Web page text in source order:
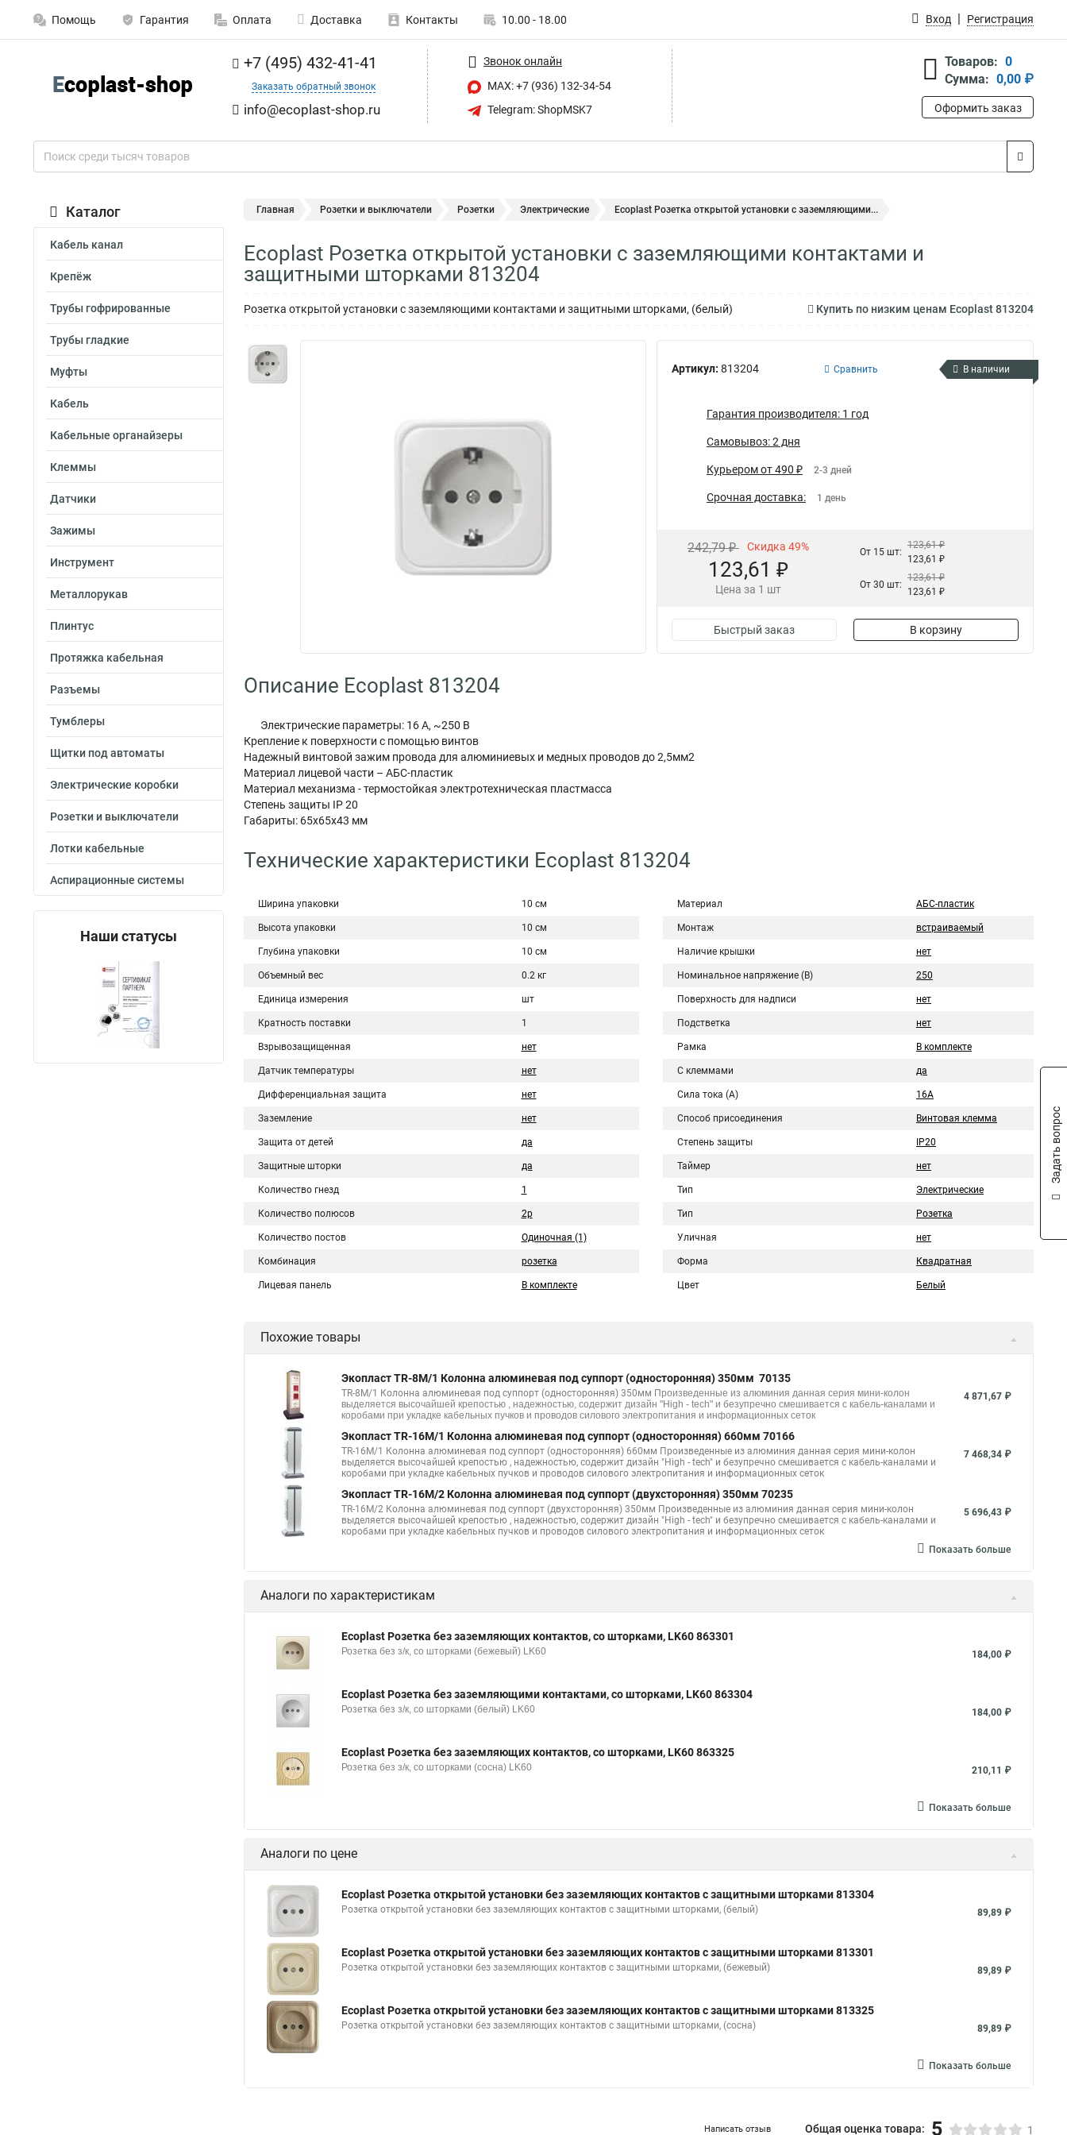
Помощь Гарантия Оплата Доставка Контакты 10.00 - 18.00 Вход Регистрация
+7 (495) 432-41-41
Заказать обратный звонок
info@ecoplast-shop.ru
Звонок онлайн
MAX: +7 (936) 132-34-54
Telegram: ShopMSK7
Товаров: 0
Сумма: 0,00 ₽
Оформить заказ
Каталог
Кабель канал
Крепёж
Трубы гофрированные
Трубы гладкие
Муфты
Кабель
Кабельные органайзеры
Клеммы
Датчики
Зажимы
Инструмент
Металлорукав
Плинтус
Протяжка кабельная
Разъемы
Тумблеры
Щитки под автоматы
Электрические коробки
Розетки и выключатели
Лотки кабельные
Аспирационные системы
Наши статусы
Главная Розетки и выключатели Розетки Электрические Ecoplast Розетка открытой установки с заземляющими...
Ecoplast Розетка открытой установки с заземляющими контактами и
защитными шторками 813204
Розетка открытой установки с заземляющими контактами и защитными шторками, (белый) Купить по низким ценам Ecoplast 813204
Артикул: 813204 Сравнить В наличии
Гарантия производителя: 1 год
Самовывоз: 2 дня
Курьером от 490 ₽ 2-3 дней
Срочная доставка: 1 день
242,79 ₽ Скидка 49%
123,61 ₽
Цена за 1 шт
От 15 шт:
123,61 ₽
123,61 ₽
От 30 шт:
123,61 ₽
123,61 ₽
Быстрый заказ В корзину
Описание Ecoplast 813204
Электрические параметры: 16 А, ~250 В
Крепление к поверхности с помощью винтов
Надежный винтовой зажим провода для алюминиевых и медных проводов до 2,5мм2
Материал лицевой части – АБС-пластик
Материал механизма - термостойкая электротехническая пластмасса
Степень защиты IP 20
Габариты: 65х65х43 мм
Технические характеристики Ecoplast 813204
Ширина упаковки 10 см
Высота упаковки 10 см
Глубина упаковки 10 см
Объемный вес 0.2 кг
Единица измерения шт
Кратность поставки 1
Взрывозащищенная нет
Датчик температуры нет
Дифференциальная защита нет
Заземление нет
Защита от детей да
Защитные шторки да
Количество гнезд 1
Количество полюсов 2p
Количество постов Одиночная (1)
Комбинация розетка
Лицевая панель В комплекте
Материал АБС-пластик
Монтаж встраиваемый
Наличие крышки нет
Номинальное напряжение (В) 250
Поверхность для надписи нет
Подстветка нет
Рамка В комплекте
С клеммами да
Сила тока (A) 16А
Способ присоединения Винтовая клемма
Степень защиты IP20
Таймер нет
Тип Электрические
Тип Розетка
Уличная нет
Форма Квадратная
Цвет Белый
Похожие товары
Экопласт TR-8M/1 Колонна алюминевая под суппорт (односторонняя) 350мм 70135
TR-8M/1 Колонна алюминевая под суппорт (односторонняя) 350мм Произведенные из алюминия данная серия мини-колон
выделяется высочайшей крепостью , надежностью, содержит дизайн "High - tech" и безупречно смешивается с кабель-каналами и
коробами при укладке кабельных пучков и проводов силового электропитания и информационных сеток
4 871,67 ₽
Экопласт TR-16M/1 Колонна алюминевая под суппорт (односторонняя) 660мм 70166
TR-16M/1 Колонна алюминевая под суппорт (односторонняя) 660мм Произведенные из алюминия данная серия мини-колон
выделяется высочайшей крепостью , надежностью, содержит дизайн "High - tech" и безупречно смешивается с кабель-каналами и
коробами при укладке кабельных пучков и проводов силового электропитания и информационных сеток
7 468,34 ₽
Экопласт TR-16M/2 Колонна алюминевая под суппорт (двухсторонняя) 350мм 70235
TR-16M/2 Колонна алюминевая под суппорт (двухсторонняя) 350мм Произведенные из алюминия данная серия мини-колон
выделяется высочайшей крепостью , надежностью, содержит дизайн "High - tech" и безупречно смешивается с кабель-каналами и
коробами при укладке кабельных пучков и проводов силового электропитания и информационных сеток
5 696,43 ₽
Показать больше
Аналоги по характеристикам
Ecoplast Розетка без заземляющих контактов, со шторками, LK60 863301
Розетка без з/к, со шторками (бежевый) LK60 184,00 ₽
Ecoplast Розетка без заземляющими контактами, со шторками, LK60 863304
Розетка без з/к, со шторками (белый) LK60 184,00 ₽
Ecoplast Розетка без заземляющих контактов, со шторками, LK60 863325
Розетка без з/к, со шторками (сосна) LK60 210,11 ₽
Показать больше
Аналоги по цене
Ecoplast Розетка открытой установки без заземляющих контактов с защитными шторками 813304
Розетка открытой установки без заземляющих контактов с защитными шторками, (белый) 89,89 ₽
Ecoplast Розетка открытой установки без заземляющих контактов с защитными шторками 813301
Розетка открытой установки без заземляющих контактов с защитными шторками, (бежевый) 89,89 ₽
Ecoplast Розетка открытой установки без заземляющих контактов с защитными шторками 813325
Розетка открытой установки без заземляющих контактов с защитными шторками, (сосна) 89,89 ₽
Показать больше
Написать отзыв Общая оценка товара: 5 1
Задать вопрос